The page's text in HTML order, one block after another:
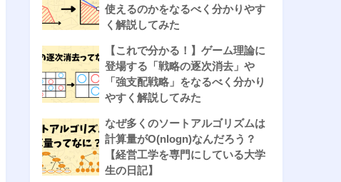
使えるのかをなるべく分かりやす
く解説してみた
【これで分かる！】ゲーム理論に
登場する「戦略の逐次消去」や
「強支配戦略」をなるべく分かり
やすく解説してみた
なぜ多くのソートアルゴリズムは
計算量がO(nlogn)なんだろう？
【経営工学を専門にしている大学
生の日記】